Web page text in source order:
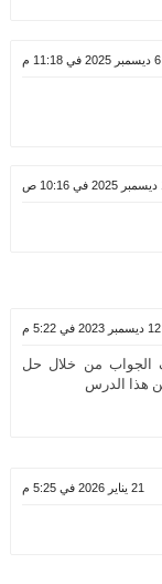
6 ديسمبر 2025 في 11:18 م
12 ديسمبر 2023 في 5:22 م
الجواب من خلال حل
هذا الدرس
21 يناير 2026 في 5:25 م